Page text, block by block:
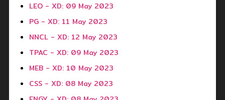
LEO - XD: 09 May 2023
PG - XD: 11 May 2023
NNCL - XD: 12 May 2023
TPAC - XD: 09 May 2023
MEB - XD: 10 May 2023
CSS - XD: 08 May 2023